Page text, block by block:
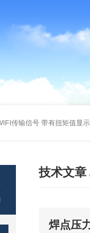
传输信号 带有扭矩值显
技术文章
焊点压